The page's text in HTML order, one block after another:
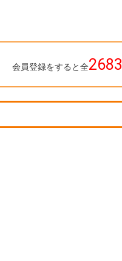
会員登録をすると全2683